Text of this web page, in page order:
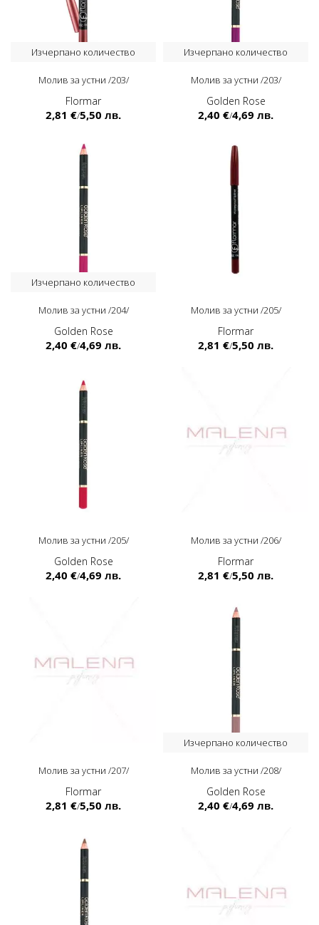
Изчерпано количество
Молив за устни /203/
Flormar
2,81 €/5,50 лв.
Изчерпано количество
Молив за устни /203/
Golden Rose
2,40 €/4,69 лв.
Изчерпано количество
Молив за устни /204/
Golden Rose
2,40 €/4,69 лв.
Молив за устни /205/
Flormar
2,81 €/5,50 лв.
Молив за устни /205/
Golden Rose
2,40 €/4,69 лв.
Молив за устни /206/
Flormar
2,81 €/5,50 лв.
Молив за устни /207/
Flormar
2,81 €/5,50 лв.
Изчерпано количество
Молив за устни /208/
Golden Rose
2,40 €/4,69 лв.